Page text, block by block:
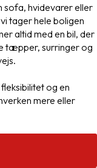
sofa, hvidevarer eller
tager hele boligen
altid med en bil, der
tæpper, surringer og
og en
mere eller